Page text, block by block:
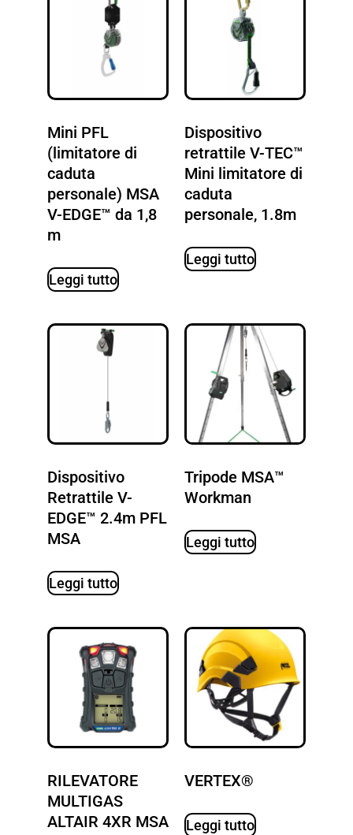
Mini PFL
(limitatore di
caduta
personale) MSA
V-EDGE™ da 1,8
m
Leggi tutto
Dispositivo
retrattile V-TEC™
Mini limitatore di
caduta
personale, 1.8m
Leggi tutto
Dispositivo
Retrattile V-
EDGE™ 2.4m PFL
MSA
Leggi tutto
Tripode MSA™
Workman
Leggi tutto
RILEVATORE
MULTIGAS
ALTAIR 4XR MSA
VERTEX®
Leggi tutto